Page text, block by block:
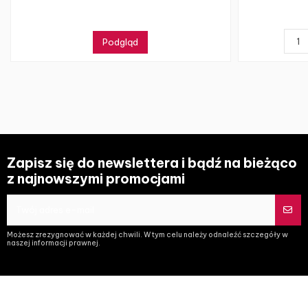
Podgląd
Zapisz się do newslettera i bądź na bieżąco
z najnowszymi promocjami
Możesz zrezygnować w każdej chwili. W tym celu należy odnaleźć szczegóły w
naszej informacji prawnej.